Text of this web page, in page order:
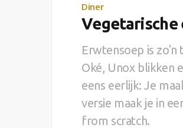
Diner
Vegetarische
Erwtensoep is zo'n
Oké, Unox blikken
eens eerlijk: Je
versie maak je in
from scratch.